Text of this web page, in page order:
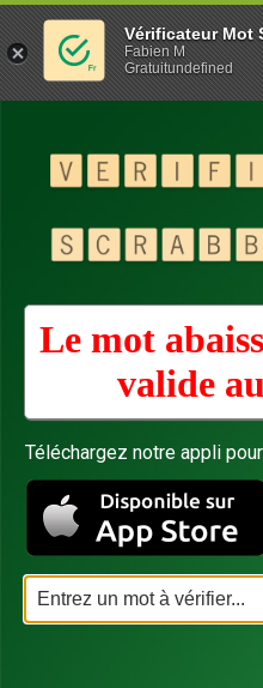
Le mot
valide au
Téléchargez notre appli
Vérificateur Mot
Fabien M
Gratuitundefined